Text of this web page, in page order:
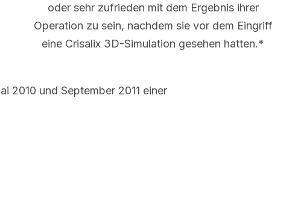
oder sehr zufrieden mit dem Ergebnis ihrer
Operation zu sein, nachdem sie vor dem Eingriff
eine Crisalix 3D-Simulation gesehen hatten.*
2010 und September 2011 einer